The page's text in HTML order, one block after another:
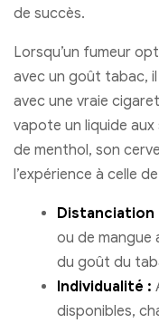
de succès.
Lorsqu’un fumeur
avec un goût tabac,
avec une vraie
vapote un liquide
de menthol, son
l’expérience à celle
Distanciation
ou de mangue
du goût du
Individualité :
disponibles,